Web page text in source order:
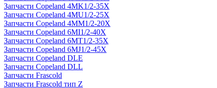
Запчасти Copeland 4MK1/2-35X
Запчасти Copeland 4MU1/2-25X
Запчасти Copeland 4MM1/2-20X
Запчасти Copeland 6MI1/2-40X
Запчасти Copeland 6MT1/2-35X
Запчасти Copeland 6MJ1/2-45X
Запчасти Copeland DLE
Запчасти Copeland DLL
Запчасти Frascold
Запчасти Frascold тип Z